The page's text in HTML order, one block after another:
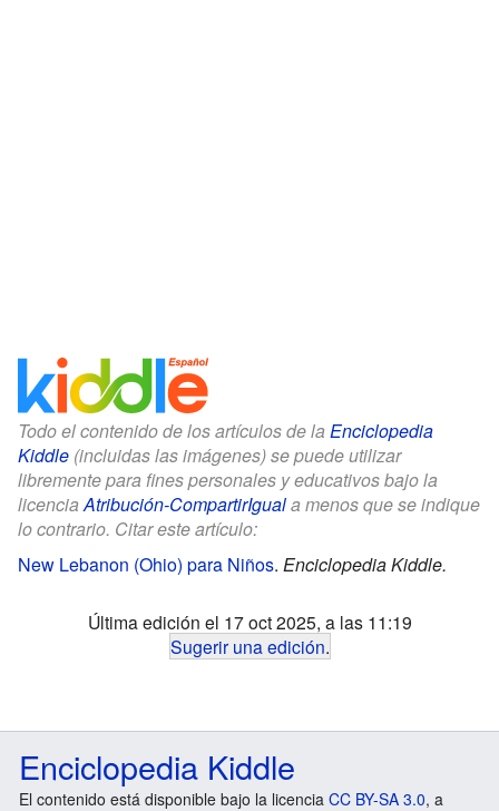
Todo el contenido de los artículos de la Enciclopedia
Kiddle (incluidas las imágenes) se puede utilizar
libremente para fines personales y educativos bajo la
licenciaAtribución-CompartirIguala menos que se indique
lo contrario. Citar este artículo:
New Lebanon (Ohio) para Niños. Enciclopedia Kiddle.
Última edición el 17 oct 2025, a las 11:19
Sugerir una edición.
Enciclopedia Kiddle
El contenido está disponible bajo la licencia CC BY-SA 3.0, a